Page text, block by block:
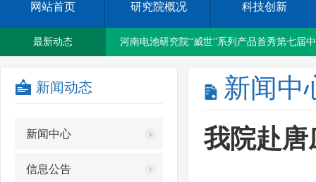
网站首页 研究院概况 科技创新
最新动态
北京大学其鲁教授率专家团队莅临我院考察
我院召开2023年上半年度工作会议
洛阳紫光太阳能应用技术研究院院长兰琴一
省政协副主席戴柏华一行莅临我院参观调研
新闻中
我院赴唐
新闻动态
新闻中心
信息公告